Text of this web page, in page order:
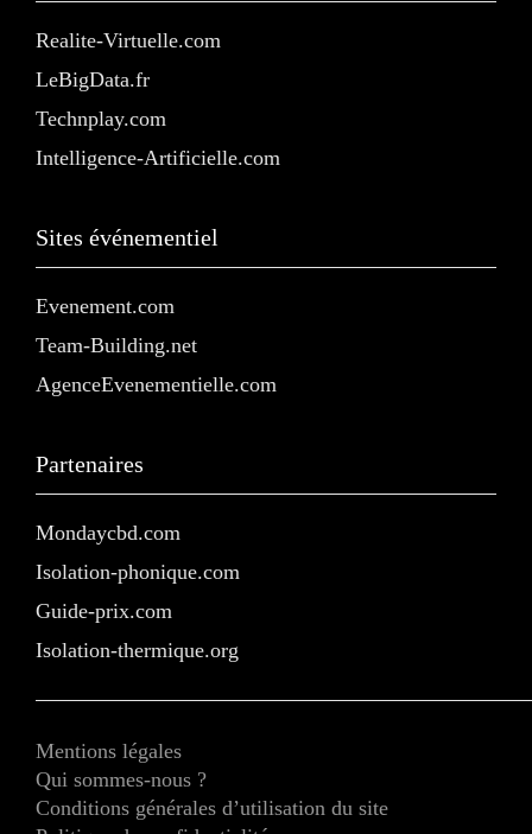
Realite-Virtuelle.com
LeBigData.fr
Technplay.com
Intelligence-Artificielle.com
Sites événementiel
Evenement.com
Team-Building.net
AgenceEvenementielle.com
Partenaires
Mondaycbd.com
Isolation-phonique.com
Guide-prix.com
Isolation-thermique.org
Mentions légales
Qui sommes-nous ?
Conditions générales d’utilisation du site